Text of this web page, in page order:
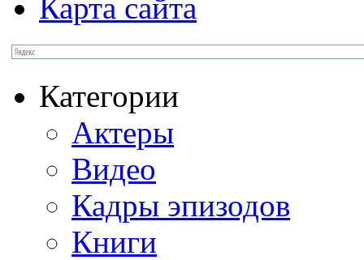
Карта сайта
Категории
Актеры
Видео
Кадры эпизодов
Книги